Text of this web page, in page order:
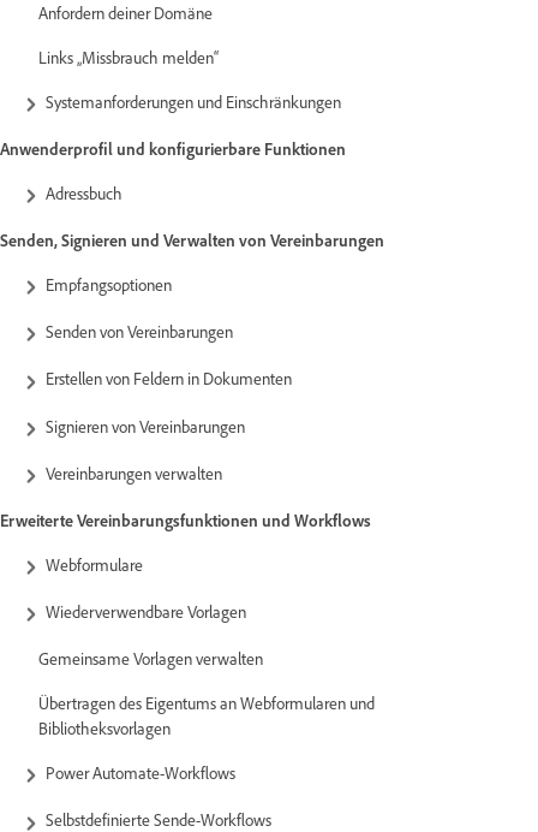
Anfordern deiner Domäne
Links „Missbrauch melden“
Systemanforderungen und Einschränkungen
Anwenderprofil und konfigurierbare Funktionen
Adressbuch
Senden, Signieren und Verwalten von Vereinbarungen
Empfangsoptionen
Senden von Vereinbarungen
Erstellen von Feldern in Dokumenten
Signieren von Vereinbarungen
Vereinbarungen verwalten
Erweiterte Vereinbarungsfunktionen und Workflows
Webformulare
Wiederverwendbare Vorlagen
Gemeinsame Vorlagen verwalten
Übertragen des Eigentums an Webformularen und
Bibliotheksvorlagen
Power Automate-Workflows
Selbstdefinierte Sende-Workflows